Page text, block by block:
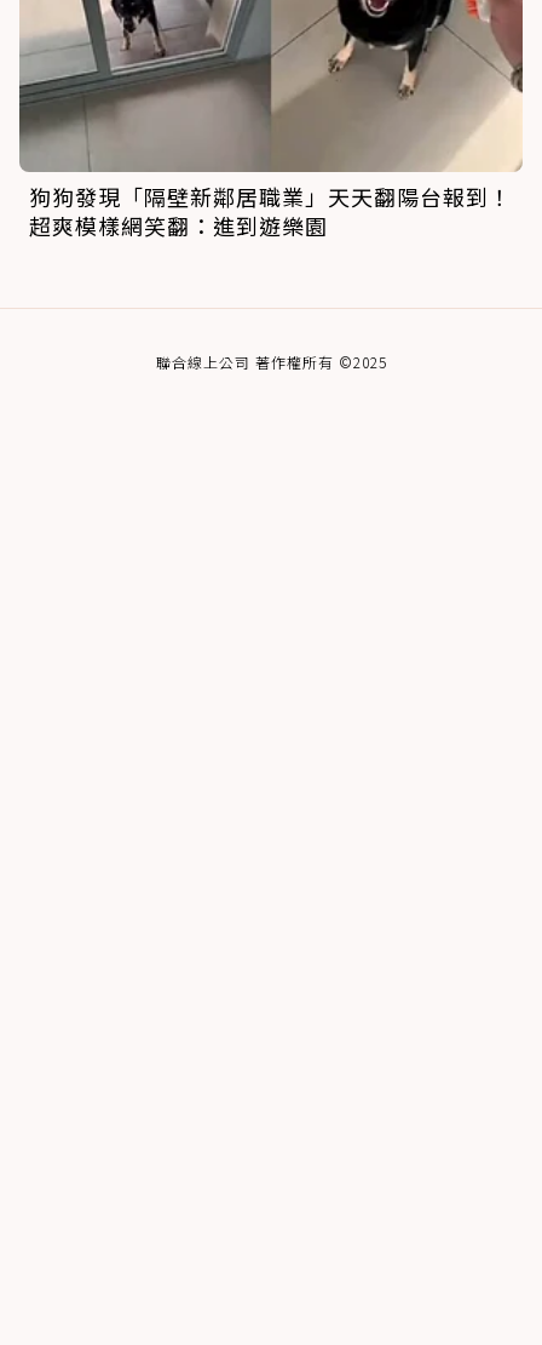
狗狗發現「隔壁新鄰居職業」天天翻陽台報到！
超爽模樣網笑翻：進到遊樂園
聯合線上公司 著作權所有 ©2025